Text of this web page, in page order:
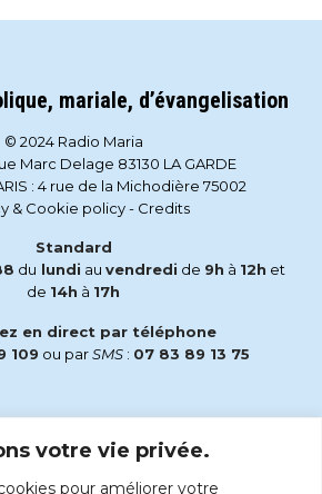
votre vie privée.
pour améliorer votre
mariale, d’évangelisation
© 2024 Radio Maria
Marc Delage 83130 LA GARDE
: 4 rue de la Michodière 75002
& Cookie policy- Credits
Standard
du lundi au vendredi de 9h à 12h et
de 14h à 17h
en direct par téléphone
109 ou parSMS : 07 83 89 13 75